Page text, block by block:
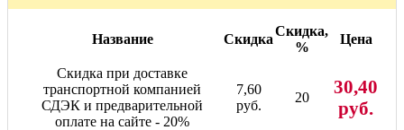
Название Скидка
Скидка,
%
Цена
Скидка при доставке
транспортной компанией
СДЭК и предварительной
оплате на сайте - 20%
7,60
руб.
20
30,40
руб.